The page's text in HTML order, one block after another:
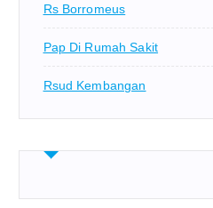
Rs Borromeus
Pap Di Rumah Sakit
Rsud Kembangan